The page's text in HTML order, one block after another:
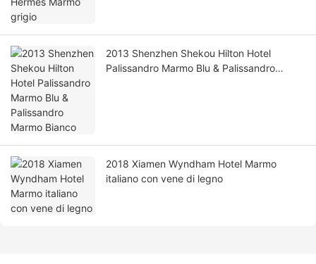
2013 Shenzhen Shekou Hilton Hotel
Palissandro Marmo Blu & Palissandro
2018 Xiamen Wyndham Hotel Marmo
italiano con vene di legno